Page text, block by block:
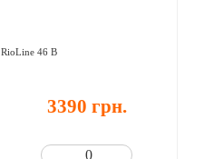
RioLine 46 В
3390 грн.